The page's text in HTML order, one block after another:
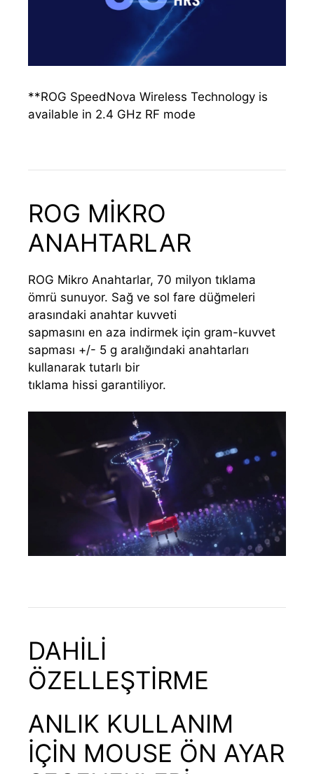
**ROG SpeedNova Wireless Technology is
available in 2.4 GHz RF mode
ROG MİKRO
ANAHTARLAR
ROG Mikro Anahtarlar, 70 milyon tıklama
ömrü sunuyor. Sağ ve sol fare düğmeleri
arasındaki anahtar kuvveti
sapmasını en aza indirmek için gram-kuvvet
sapması +/- 5 g aralığındaki anahtarları
kullanarak tutarlı bir
tıklama hissi garantiliyor.
DAHİLİ
ÖZELLEŞTİRME
ANLIK KULLANIM
İÇİN MOUSE ÖN AYAR